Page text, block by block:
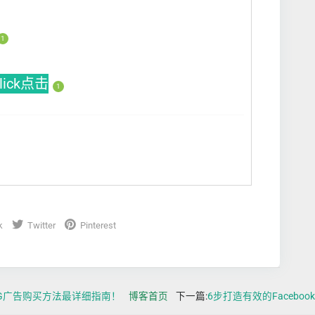
1
点击 1
Twitter Pinterest
广告购买方法最详细指南！ 博客首页 下一篇:6步打造有效的